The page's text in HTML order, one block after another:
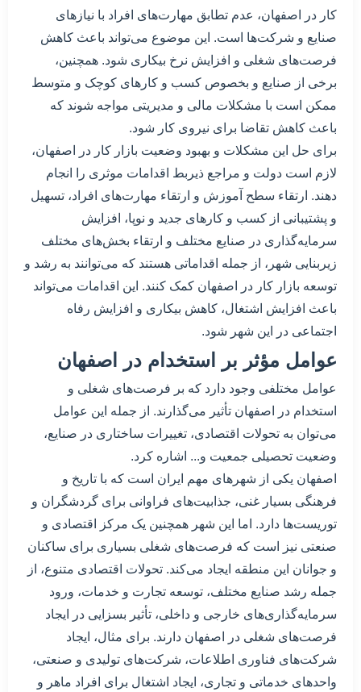
کار در اصفهان، عدم تطابق مهارت‌های افراد با نیازهای
صنایع و شرکت‌ها است. این موضوع می‌تواند باعث کاهش
فرصت‌های شغلی و افزایش نرخ بیکاری شود. همچنین،
برخی از صنایع و بخصوص کسب و کارهای کوچک و متوسط
ممکن است با مشکلات مالی و مدیریتی مواجه شوند که
باعث کاهش تقاضا برای نیروی کار شود.
برای حل این مشکلات و بهبود وضعیت بازار کار در اصفهان،
لازم است دولت و مراجع ذیربط اقدامات موثری را انجام
دهند. ارتقاء سطح آموزش و ارتقاء مهارت‌های افراد، تسهیل
و پشتیبانی از کسب و کارهای جدید و نوپا، افزایش
سرمایه‌گذاری در صنایع مختلف و ارتقاء بخش‌های مختلف
زیربنایی شهر، از جمله اقداماتی هستند که می‌توانند به رشد و
توسعه بازار کار در اصفهان کمک کنند. این اقدامات می‌تواند
باعث افزایش اشتغال، کاهش بیکاری و افزایش رفاه
اجتماعی در این شهر شود.
عوامل مؤثر بر استخدام در اصفهان
عوامل مختلفی وجود دارد که بر فرصت‌های شغلی و
استخدام در اصفهان تأثیر می‌گذارند. از جمله این عوامل
می‌توان به تحولات اقتصادی، تغییرات ساختاری در صنایع،
وضعیت تحصیلی جمعیت و... اشاره کرد.
اصفهان یکی از شهرهای مهم ایران است که با تاریخ و
فرهنگی بسیار غنی، جذابیت‌های فراوانی برای گردشگران و
توریست‌ها دارد. اما این شهر همچنین یک مرکز اقتصادی و
صنعتی نیز است که فرصت‌های شغلی بسیاری برای ساکنان
و جوانان این منطقه ایجاد می‌کند. تحولات اقتصادی متنوع، از
جمله رشد صنایع مختلف، توسعه تجارت و خدمات، ورود
سرمایه‌گذاری‌های خارجی و داخلی، تأثیر بسزایی در ایجاد
فرصت‌های شغلی در اصفهان دارند. برای مثال، ایجاد
شرکت‌های فناوری اطلاعات، شرکت‌های تولیدی و صنعتی،
واحدهای خدماتی و تجاری، ایجاد اشتغال برای افراد ماهر و